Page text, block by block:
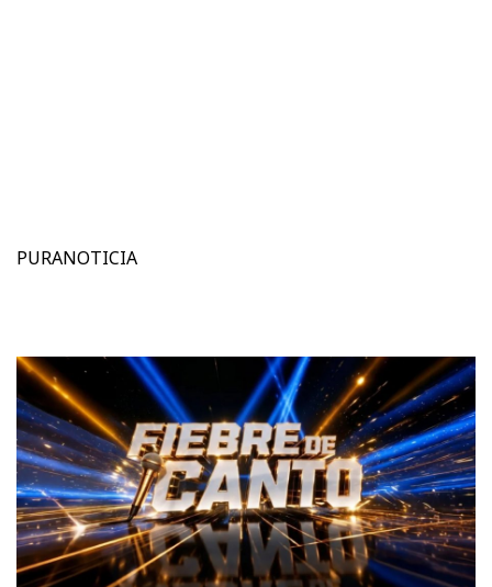
PURANOTICIA